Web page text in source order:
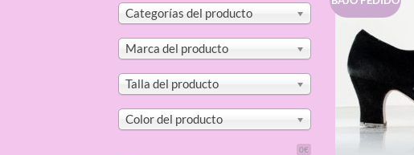
Categorías del producto
Marca del producto
Talla del producto
Color del producto
0€